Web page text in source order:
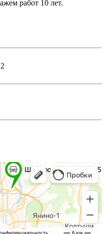
работ 10 лет.